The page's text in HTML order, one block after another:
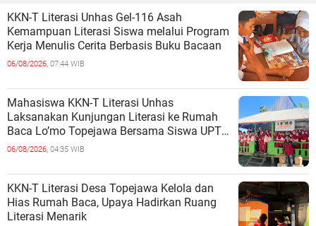
KKN-T Literasi Unhas Gel-116 Asah
Kemampuan Literasi Siswa melalui Program
Kerja Menulis Cerita Berbasis Buku Bacaan
06/08/2026, 07:44 WIB
Mahasiswa KKN-T Literasi Unhas
Laksanakan Kunjungan Literasi ke Rumah
Baca Lo’mo Topejawa Bersama Siswa UPT
SDN 66 Kajang
06/08/2026, 04:35 WIB
KKN-T Literasi Desa Topejawa Kelola dan
Hias Rumah Baca, Upaya Hadirkan Ruang
Literasi Menarik